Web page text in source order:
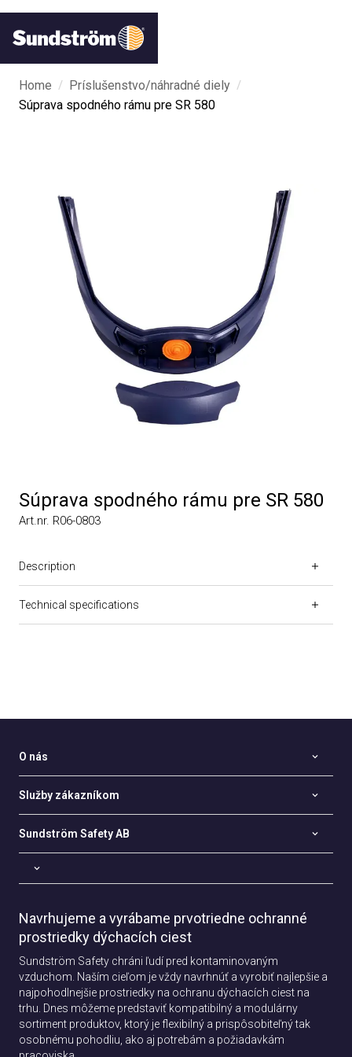
Home / Príslušenstvo/náhradné diely /
Súprava spodného rámu pre SR 580
Súprava spodného rámu pre SR 580
Art.nr. R06-0803
Description
Technical specifications
O nás
Služby zákazníkom
Sundström Safety AB
Navrhujeme a vyrábame prvotriedne ochranné
prostriedky dýchacích ciest
Sundström Safety chráni ľudí pred kontaminovaným
vzduchom. Naším cieľom je vždy navrhnúť a vyrobiť najlepšie a
najpohodlnejšie prostriedky na ochranu dýchacích ciest na
trhu. Dnes môžeme predstaviť kompatibilný a modulárny
sortiment produktov, ktorý je flexibilný a prispôsobiteľný tak
osobnému pohodliu, ako aj potrebám a požiadavkám